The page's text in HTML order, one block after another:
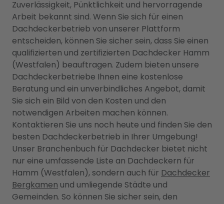
Zuverlässigkeit, Pünktlichkeit und hervorragende
Arbeit bekannt sind. Wenn Sie sich für einen
Dachdeckerbetrieb von unserer Plattform
entscheiden, können Sie sicher sein, dass Sie einen
qualifizierten und zertifizierten Dachdecker Hamm
(Westfalen) beauftragen. Zudem bieten unsere
Dachdeckerbetriebe Ihnen eine kostenlose
Beratung und ein unverbindliches Angebot, damit
Sie sich ein Bild von den Kosten und den
notwendigen Arbeiten machen können.
Kontaktieren Sie uns noch heute und finden Sie den
besten Dachdeckerbetrieb in Ihrer Umgebung!
Unser Branchenbuch für Dachdecker bietet nicht
nur eine umfassende Liste an Dachdeckern für
Hamm (Westfalen), sondern auch für Dachdecker
Bergkamen und umliegende Städte und
Gemeinden. So können Sie sicher sein, den